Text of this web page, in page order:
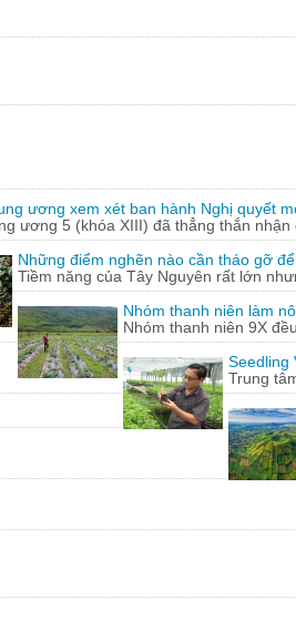
ương xem xét ban hành Nghị quyết
ương 5 (khóa XIII) đã thẳng thắn nhận
Những điểm nghẽn nào cần tháo gỡ
Tiềm năng của Tây Nguyên rất lớn
Nhóm thanh niên làm
Nhóm thanh niên 9X
Seedling
Trung